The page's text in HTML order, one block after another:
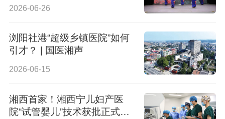
2026-06-26
浏阳社港“超级乡镇医院”如何
引才？ | 国医湘声
2026-06-15
湘西首家！湘西宁儿妇产医
院“试管婴儿”技术获批正式运